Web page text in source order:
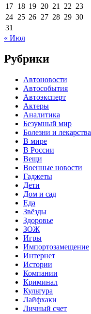
17 18 19 20 21 22 23
24 25 26 27 28 29 30
31
« Июл
Рубрики
Автоновости
Автособытия
Автоэксперт
Актеры
Аналитика
Безумный мир
Болезни и лекарства
В мире
В России
Вещи
Военные новости
Гаджеты
Дети
Дом и сад
Еда
Звёзды
Здоровье
ЗОЖ
Игры
Импортозамещение
Интернет
Истории
Компании
Криминал
Культура
Лайфхаки
Личный счет